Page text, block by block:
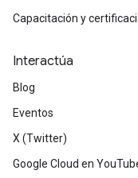
Capacitación y
Interactúa
Blog
Eventos
X (Twitter)
Google Cloud en